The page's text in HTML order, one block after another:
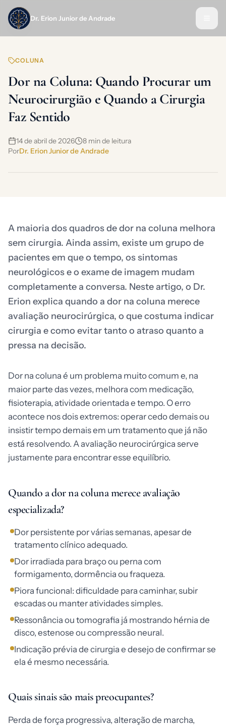
Dr. Erion Junior de Andrade
COLUNA
Dor na Coluna: Quando Procurar um
Neurocirurgião e Quando a Cirurgia
Faz Sentido
14 de abril de 2026 8 min de leitura
PorDr. Erion Junior de Andrade
A maioria dos quadros de dor na coluna melhora
sem cirurgia. Ainda assim, existe um grupo de
pacientes em que o tempo, os sintomas
neurológicos e o exame de imagem mudam
completamente a conversa. Neste artigo, o Dr.
Erion explica quando a dor na coluna merece
avaliação neurocirúrgica, o que costuma indicar
cirurgia e como evitar tanto o atraso quanto a
pressa na decisão.
Dor na coluna é um problema muito comum e, na
maior parte das vezes, melhora com medicação,
fisioterapia, atividade orientada e tempo. O erro
acontece nos dois extremos: operar cedo demais ou
insistir tempo demais em um tratamento que já não
está resolvendo. A avaliação neurocirúrgica serve
justamente para encontrar esse equilíbrio.
Quando a dor na coluna merece avaliação
especializada?
Dor persistente por várias semanas, apesar de
tratamento clínico adequado.
Dor irradiada para braço ou perna com
formigamento, dormência ou fraqueza.
Piora funcional: dificuldade para caminhar, subir
escadas ou manter atividades simples.
Ressonância ou tomografia já mostrando hérnia de
disco, estenose ou compressão neural.
Indicação prévia de cirurgia e desejo de confirmar se
ela é mesmo necessária.
Quais sinais são mais preocupantes?
Perda de força progressiva, alteração de marcha,